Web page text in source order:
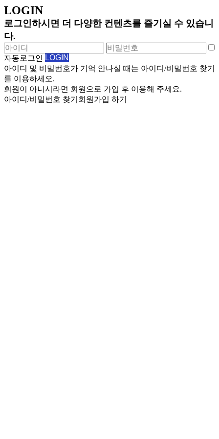
LOGIN
로그인하시면 더 다양한 컨텐츠를 즐기실 수 있습니
다.
자동로그인
아이디 및 비밀번호가 기억 안나실 때는 아이디/비밀번호 찾기
를 이용하세오.
회원이 아니시라면 회원으로 가입 후 이용해 주세요.
아이디/비밀번호 찾기 회원가입 하기